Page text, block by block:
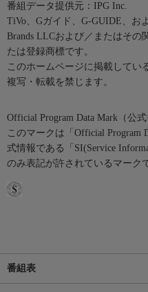
番組データ提供元：IPG Inc.
TiVo、Gガイド、G-GUIDE、お
Brands LLCおよび／またはその
たは登録商標です。
このホームページに掲載してい
複写・転載を禁じます。
Official Program Data Mark（公
このマークは「Official Program
式情報である「SI(Service
のみ表記が許されているマーク
番組表